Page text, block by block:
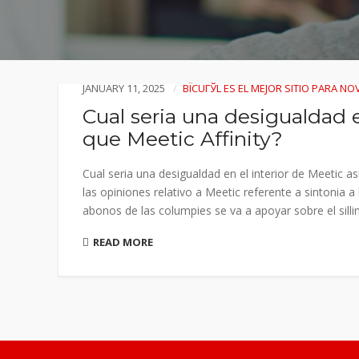
JANUARY 11, 2025 ВЇCUГЎL ES EL MEJOR SITIO PARA
Cual seria una
que Meetic Affinity?
Cual seria una desigualdad en el interior de Meetic
las opiniones relativo a Meetic referente a sintonia
abonos de las columpies se va a apoyar sobre el
READ MORE